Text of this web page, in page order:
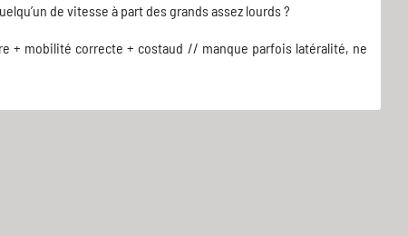
de vitesse à part des grands assez lourds ?
+ mobilité correcte + costaud // manque parfois latéralité, ne